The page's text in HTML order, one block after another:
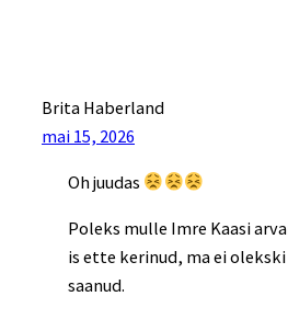
Brita Haberland
mai 15, 2026
Oh juudas
Poleks mulle Imre Kaasi
is ette kerinud, ma ei
saanud.